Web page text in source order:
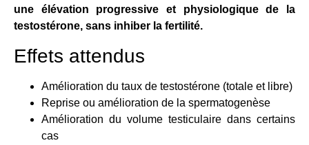
une élévation progressive et physiologique de la
testostérone, sans inhiber la fertilité.
Effets attendus
Amélioration du taux de testostérone (totale et libre)
Reprise ou amélioration de la spermatogenèse
Amélioration du volume testiculaire dans certains
cas